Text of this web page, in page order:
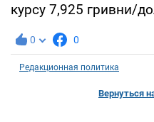
курсу 7,925 гривни/
0 0
Редакционная политика
Вернуться